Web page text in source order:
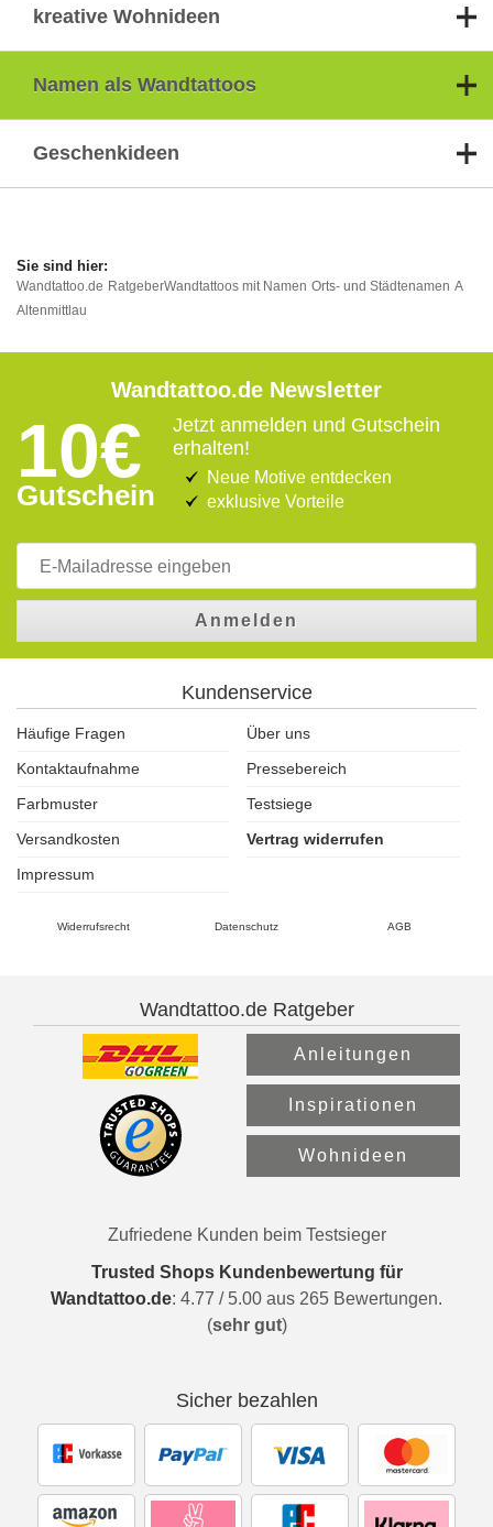
kreative Wohnideen
Namen als Wandtattoos
Geschenkideen
Wandtattoo.de RatgeberWandtattoos mit Namen Orts- und Städtenamen A
Altenmittlau
Wandtattoo.de Newsletter
10€
Gutschein
Jetzt anmelden und Gutschein
erhalten!
Neue Motive entdecken
exklusive Vorteile
Anmelden
Kundenservice
Häufige Fragen
Über uns
Kontaktaufnahme
Pressebereich
Farbmuster
Testsiege
Versandkosten
Vertrag widerrufen
Impressum
Widerrufsrecht Datenschutz AGB
Wandtattoo.de Ratgeber
Anleitungen
Inspirationen
Wohnideen
Zufriedene Kunden beim Testsieger
Trusted Shops Kundenbewertung für
Wandtattoo.de: 4.77 / 5.00 aus 265 Bewertungen.
(sehr gut)
Sicher bezahlen